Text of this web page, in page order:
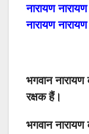
नारायण नारायण
नारायण नारायण
भगवान
रक्षक हैं।
भगवान